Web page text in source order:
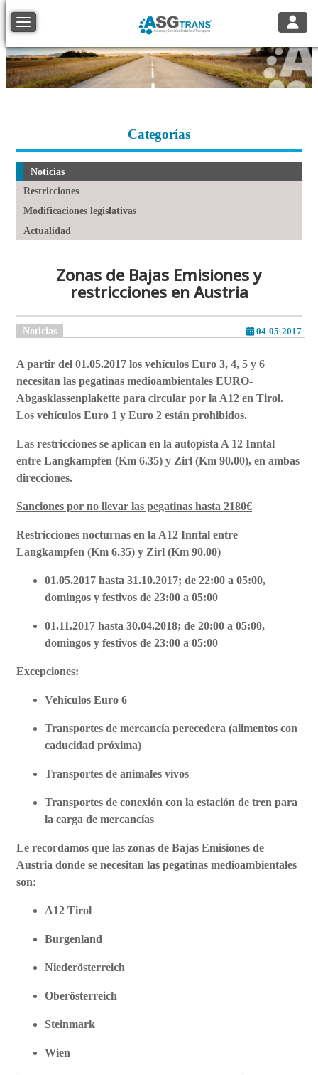
Toggle navigation
Categorías
Noticias
Restricciones
Modificaciones legislativas
Actualidad
Zonas de Bajas Emisiones y
restricciones en Austria
Noticias 04-05-2017
A partir del 01.05.2017 los vehículos Euro 3, 4, 5 y 6
necesitan las pegatinas medioambientales EURO-
Abgasklassenplakette para circular por la A12 en Tirol.
Los vehículos Euro 1 y Euro 2 están prohibidos.
Las restricciones se aplican en la autopista A 12 Inntal
entre Langkampfen (Km 6.35) y Zirl (Km 90.00), en ambas
direcciones.
Sanciones por no llevar las pegatinas hasta 2180€
Restricciones nocturnas en la A12 Inntal entre
Langkampfen (Km 6.35) y Zirl (Km 90.00)
01.05.2017 hasta 31.10.2017; de 22:00 a 05:00,
domingos y festivos de 23:00 a 05:00
01.11.2017 hasta 30.04.2018; de 20:00 a 05:00,
domingos y festivos de 23:00 a 05:00
Excepciones:
Vehículos Euro 6
Transportes de mercancía perecedera (alimentos con
caducidad próxima)
Transportes de animales vivos
Transportes de conexión con la estación de tren para
la carga de mercancías
Le recordamos que las zonas de Bajas Emisiones de
Austria donde se necesitan las pegatinas medioambientales
son:
A12 Tirol
Burgenland
Niederösterreich
Oberösterreich
Steinmark
Wien